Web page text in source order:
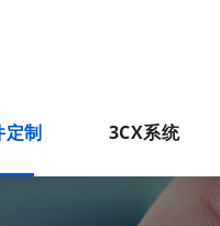
定制 3CX系统